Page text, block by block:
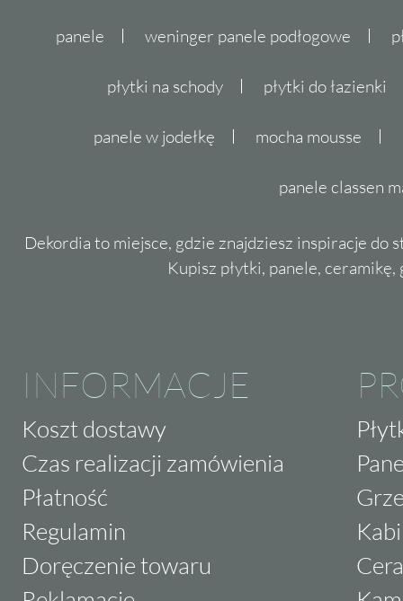
panele weninger panele podłogowe
płytki na schody płytki do łazienki
panele w jodełkę mocha mousse
panele classen
Dekordia to miejsce, gdzie znajdziesz inspiracje do
Kupisz płytki, panele,
INFORMACJE
Koszt dostawy
Czas realizacji zamówienia
Płatność
Regulamin
Doręczenie towaru